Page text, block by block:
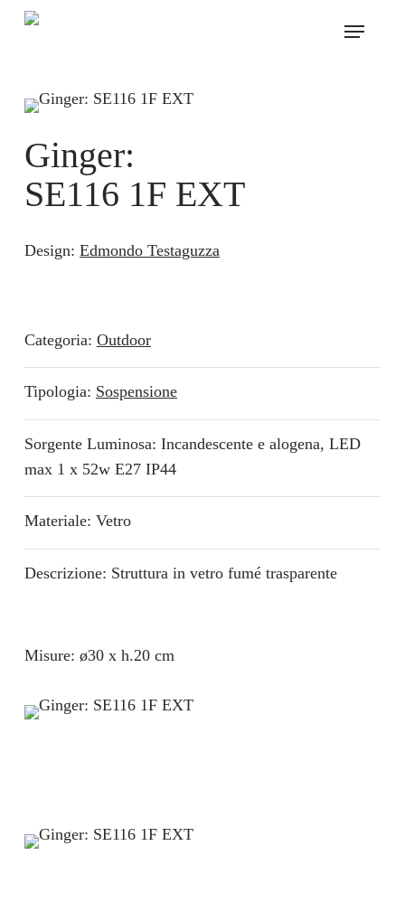
Skip
Menu
Ginger:
SE116 1F EXT
Design: Edmondo Testaguzza
Categoria: Outdoor
Tipologia: Sospensione
Sorgente Luminosa: Incandescente e alogena, LED
max 1 x 52w E27 IP44
Materiale: Vetro
Descrizione: Struttura in vetro fumé trasparente
Misure: ø30 x h.20 cm